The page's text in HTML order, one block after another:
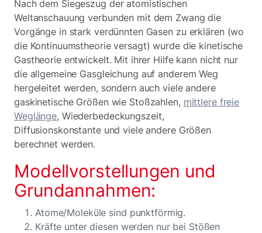
Nach dem Siegeszug der atomistischen
Weltanschauung verbunden mit dem Zwang die
Vorgänge in stark verdünnten Gasen zu erklären (wo
die Kontinuumstheorie versagt) wurde die kinetische
Gastheorie entwickelt. Mit ihrer Hilfe kann nicht nur
die allgemeine Gasgleichung auf anderem Weg
hergeleitet werden, sondern auch viele andere
gaskinetische Größen wie Stoßzahlen, mittlere freie
Weglänge, Wiederbedeckungszeit,
Diffusionskonstante und viele andere Größen
berechnet werden.
Modellvorstellungen und
Grundannahmen:
Atome/Moleküle sind punktförmig.
Kräfte unter diesen werden nur bei Stößen